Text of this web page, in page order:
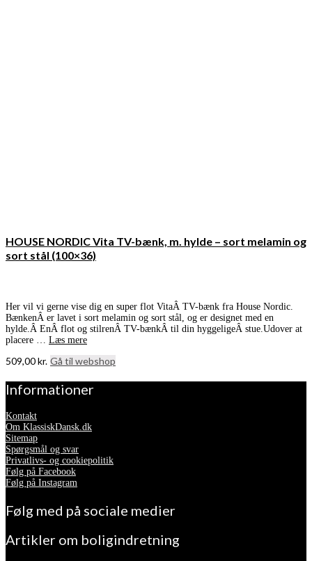
HOUSE NORDIC Vita TV-bænk, m. hylde – sort melamin og
sort stål (100×36)
Her vil vi gerne vise dig en super flot VitaÂ TV-bænk fra House Nordic.
BænkenÂ er lavet i sort melamin og sort stål, og er designet med en
hylde.Â EnÂ flot og stilrenÂ TV-bænkÂ til din hyggeligeÂ stue.Udover at
placere … Læs mere
509,00kr. Gå til webshop
Informationer
Kontakt
Om KlassiskDansk.dk
Sitemap
Spørgsmål og svar
Privatlivs- og cookiepolitik
Følg på Facebook
Følg på Instagram
Følg med på sociale medier
Artikler om boligindretning